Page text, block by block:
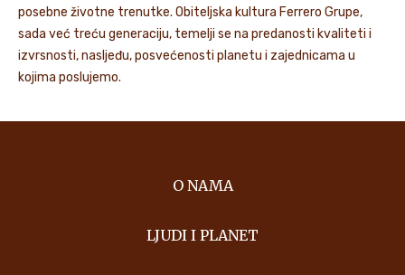
posebne životne trenutke. Obiteljska kultura Ferrero Grupe,
sada već treću generaciju, temelji se na predanosti kvaliteti i
izvrsnosti, nasljeđu, posvećenosti planetu i zajednicama u
kojima poslujemo.
O NAMA
LJUDI I PLANET